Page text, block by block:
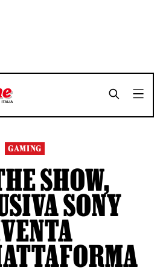
SHARE
SHARE
GAMING
SHOW,
SONY